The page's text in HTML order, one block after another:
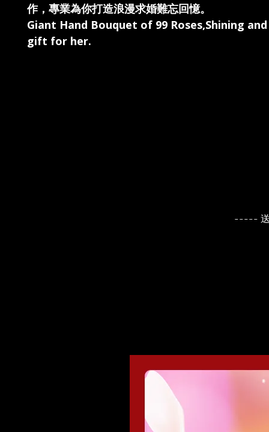
作，專業為你打造浪漫求婚難忘回憶。
Giant Hand Bouquet of 99 Roses,Shining
gift for her.
-----